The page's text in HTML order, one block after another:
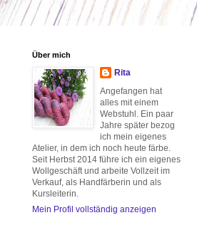
Über mich
Rita
Angefangen hat
alles mit einem
Webstuhl. Ein paar
Jahre später bezog
ich mein eigenes
Atelier, in dem ich noch heute färbe.
Seit Herbst 2014 führe ich ein eigenes
Wollgeschäft und arbeite Vollzeit im
Verkauf, als Handfärberin und als
Kursleiterin.
Mein Profil vollständig anzeigen